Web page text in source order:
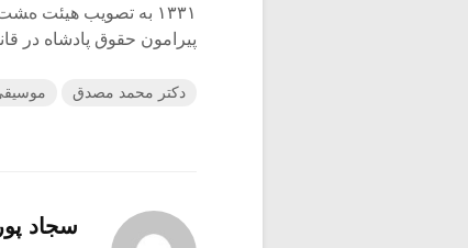
۱۳۳۱ به تصویب هیئت
پیرامون حقوق پادشاه در
دکتر محمد مصدق
سجاد